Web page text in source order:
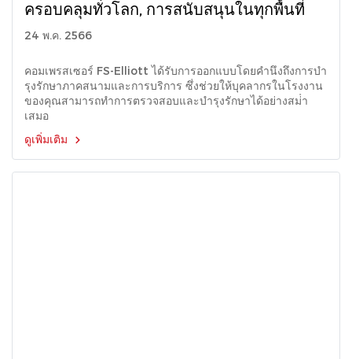
ครอบคลุมทั่วโลก, การสนับสนุนในทุกพื้นที่
24 พ.ค. 2566
คอมเพรสเซอร์ FS-Elliott ได้รับการออกแบบโดยคํานึงถึงการบํา
รุงรักษาภาคสนามและการบริการ ซึ่งช่วยให้บุคลากรในโรงงาน
ของคุณสามารถทําการตรวจสอบและบํารุงรักษาได้อย่างสม่ํา
เสมอ
ดูเพิ่มเติม